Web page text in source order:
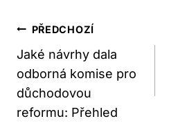
Navigace
Pro
Příspěvek
PŘEDCHOZÍ
Jaké návrhy dala
odborná komise pro
důchodovou
reformu: Přehled